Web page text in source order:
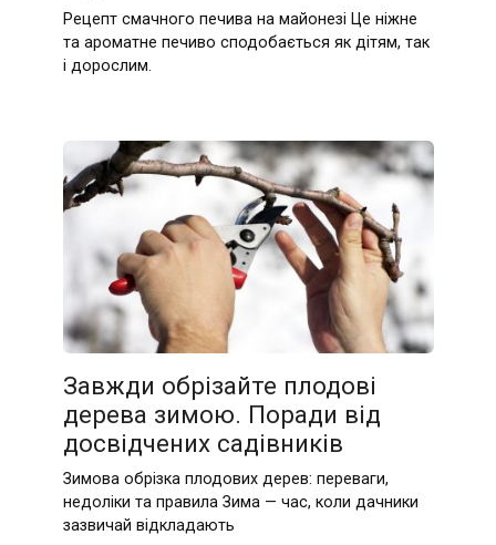
Рецепт смачного печива на майонезі Це ніжне
та ароматне печиво сподобається як дітям, так
і дорослим.
Завжди обрізайте плодові
дерева зимою. Поради від
досвідчених садівників
Зимова обрізка плодових дерев: переваги,
недоліки та правила Зима — час, коли дачники
зазвичай відкладають